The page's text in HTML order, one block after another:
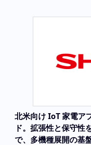
北米向け IoT 家電ア
ド。拡張性と保守性
で、多機種展開の基